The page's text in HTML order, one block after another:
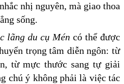
nhị nguyên, mà giao thoa
sống.
lãng du cụ Mén có thể được
trọng tâm diễn ngôn: từ
từ mực thước sang tự giải
chú ý không phải là việc tác